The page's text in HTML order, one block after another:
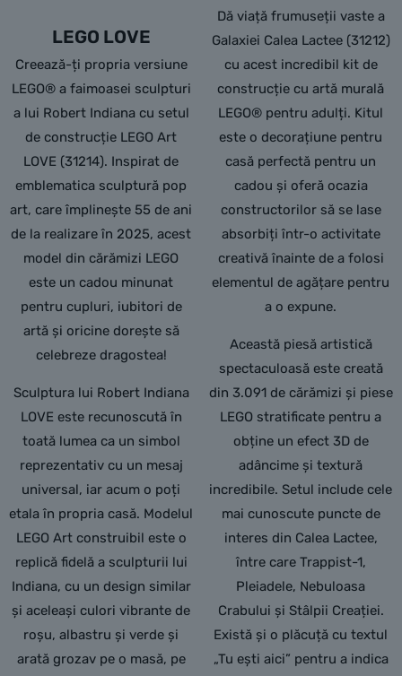
LEGO LOVE
Creează-ți propria versiune
LEGO® a faimoasei sculpturi
a lui Robert Indiana cu setul
de construcție LEGO Art
LOVE (31214). Inspirat de
emblematica sculptură pop
art, care împlinește 55 de ani
de la realizare în 2025, acest
model din cărămizi LEGO
este un cadou minunat
pentru cupluri, iubitori de
artă și oricine dorește să
celebreze dragostea!
Sculptura lui Robert Indiana
LOVE este recunoscută în
toată lumea ca un simbol
reprezentativ cu un mesaj
universal, iar acum o poți
etala în propria casă. Modelul
LEGO Art construibil este o
replică fidelă a sculpturii lui
Indiana, cu un design similar
și aceleași culori vibrante de
roșu, albastru și verde și
arată grozav pe o masă, pe
Dă viață frumuseții vaste a
Galaxiei Calea Lactee (31212)
cu acest incredibil kit de
construcție cu artă murală
LEGO® pentru adulți. Kitul
este o decorațiune pentru
casă perfectă pentru un
cadou și oferă ocazia
constructorilor să se lase
absorbiți într-o activitate
creativă înainte de a folosi
elementul de agățare pentru
a o expune.
Această piesă artistică
spectaculoasă este creată
din 3.091 de cărămizi și piese
LEGO stratificate pentru a
obține un efect 3D de
adâncime și textură
incredibile. Setul include cele
mai cunoscute puncte de
interes din Calea Lactee,
între care Trappist-1,
Pleiadele, Nebuloasa
Crabului și Stâlpii Creației.
Există și o plăcuță cu textul
„Tu ești aici” pentru a indica